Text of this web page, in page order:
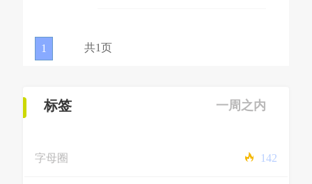
1 共1页
标签 一周之内
字母圈 142